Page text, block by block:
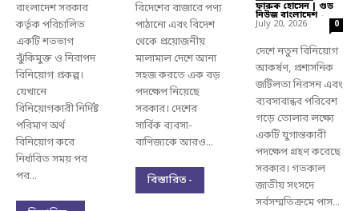
বাংলাদেশ সরকার
কর্তৃক পরিচালিত
একটি শতভাগ
ঝুঁকিমুক্ত ও নিরাপদ
বিনিয়োগ প্রকল্প।
যেখানে
বিনিয়োগকারী নির্দিষ্ট
পরিমাণ অর্থ
বিনিয়োগ করে
নির্ধারিত সময় পর
পর...
বিদেশের বাজারে পণ্য
পাঠানো এবং বিদেশ
থেকে প্রয়োজনীয়
মালামাল দেশে আনা
সহজ করতে এক বড়
পদক্ষেপ নিয়েছে
সরকার। দেশের
সার্বিক ব্যবসা-
বাণিজ্যকে আরও...
বিস্তারিত -
ফারুক হোসেন | গুড
নিউজ বাংলাদেশ -
July 20, 2026 0
দেশে নতুন বিনিয়োগ
আকর্ষণ, প্রশাসনিক
জটিলতা নিরসন এবং
ব্যবসাবান্ধব পরিবেশ
গড়ে তোলার লক্ষ্যে
একটি যুগান্তকারী
পদক্ষেপ গ্রহণ করেছে
সরকার। গতকাল
জাতীয় সংসদে
সর্বসম্মতিক্রমে পাস...